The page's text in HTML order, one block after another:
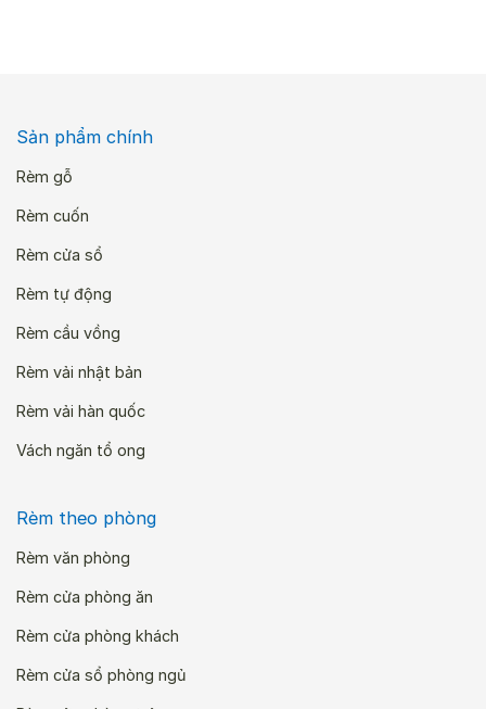
Sản phẩm chính
Rèm gỗ
Rèm cuốn
Rèm cửa sổ
Rèm tự động
Rèm cầu vồng
Rèm vải nhật bản
Rèm vải hàn quốc
Vách ngăn tổ ong
Rèm theo phòng
Rèm văn phòng
Rèm cửa phòng ăn
Rèm cửa phòng khách
Rèm cửa sổ phòng ngủ